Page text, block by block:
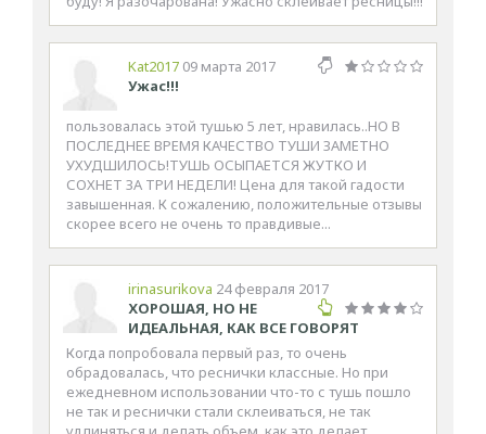
Kat2017 09 марта 2017
Ужас!!!
пользовалась этой тушью 5 лет, нравилась..НО В
ПОСЛЕДНЕЕ ВРЕМЯ КАЧЕСТВО ТУШИ ЗАМЕТНО
УХУДШИЛОСЬ!ТУШЬ ОСЫПАЕТСЯ ЖУТКО И
СОХНЕТ ЗА ТРИ НЕДЕЛИ! Цена для такой гадости
завышенная. К сожалению, положительные отзывы
скорее всего не очень то правдивые...
irinasurikova 24 февраля 2017
ХОРОШАЯ, НО НЕ
ИДЕАЛЬНАЯ, КАК ВСЕ ГОВОРЯТ
Когда попробовала первый раз, то очень
обрадовалась, что реснички классные. Но при
ежедневном использовании что-то с тушь пошло
не так и реснички стали склеиваться, не так